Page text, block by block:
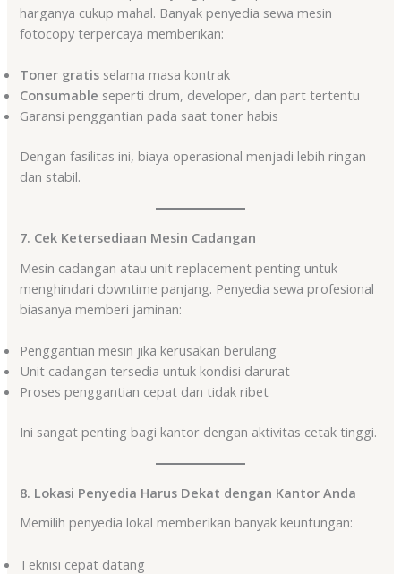
harganya cukup mahal. Banyak penyedia sewa mesin
fotocopy terpercaya memberikan:
Toner gratis selama masa kontrak
Consumable seperti drum, developer, dan part tertentu
Garansi penggantian pada saat toner habis
Dengan fasilitas ini, biaya operasional menjadi lebih ringan
dan stabil.
7. Cek Ketersediaan Mesin Cadangan
Mesin cadangan atau unit replacement penting untuk
menghindari downtime panjang. Penyedia sewa profesional
biasanya memberi jaminan:
Penggantian mesin jika kerusakan berulang
Unit cadangan tersedia untuk kondisi darurat
Proses penggantian cepat dan tidak ribet
Ini sangat penting bagi kantor dengan aktivitas cetak tinggi.
8. Lokasi Penyedia Harus Dekat dengan Kantor Anda
Memilih penyedia lokal memberikan banyak keuntungan:
Teknisi cepat datang